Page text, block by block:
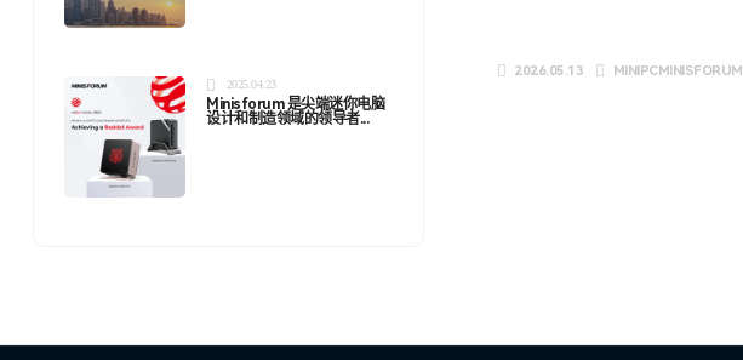
2025.04.23
Minisforum 是尖端迷你电脑
设计和制造领域的领导者...
2026.05.13 MINIPCMINISFORUM